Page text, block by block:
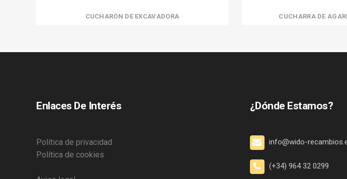
CUCHARÓN DE EXCAVADORA CUCHARRA DE
Enlaces De Interés
Política de privacidad
Política de cookies
¿Dónde Estamos?
info@wido-
(+34) 964 32 0299